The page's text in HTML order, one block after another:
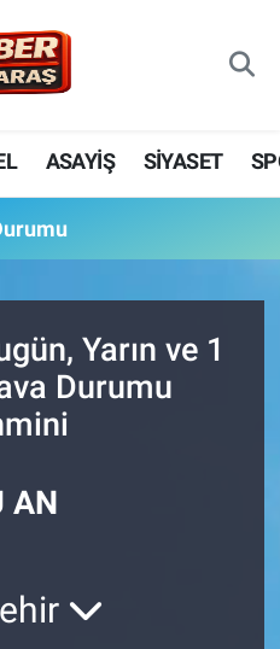
ASAYİŞ SİYASET
Yarın ve 1
Durumu
AN